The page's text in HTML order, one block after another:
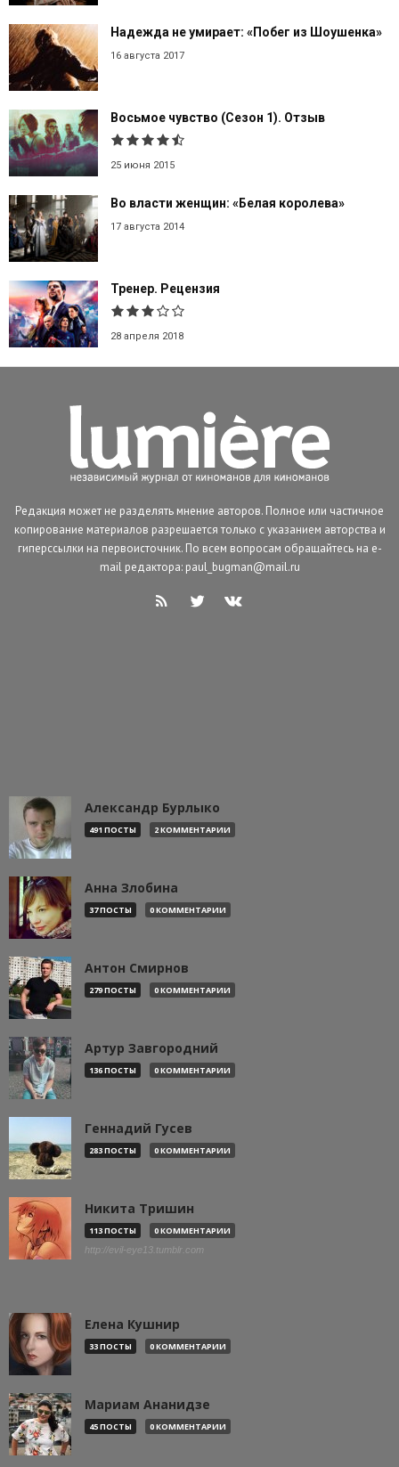
Надежда не умирает: «Побег из Шоушенка»
16 августа 2017
Восьмое чувство (Сезон 1). Отзыв
25 июня 2015
Во власти женщин: «Белая королева»
17 августа 2014
Тренер. Рецензия
28 апреля 2018
Редакция может не разделять мнение авторов. Полное или частичное
копирование материалов разрешается только с указанием авторства и
гиперссылки на первоисточник. По всем вопросам обращайтесь на e-
mail редактора: paul_bugman@mail.ru
Александр Бурлыко
491 ПОСТЫ 2 КОММЕНТАРИИ
Анна Злобина
37 ПОСТЫ 0 КОММЕНТАРИИ
Антон Смирнов
279 ПОСТЫ 0 КОММЕНТАРИИ
Артур Завгородний
136 ПОСТЫ 0 КОММЕНТАРИИ
Геннадий Гусев
283 ПОСТЫ 0 КОММЕНТАРИИ
Никита Тришин
113 ПОСТЫ 0 КОММЕНТАРИИ
http://evil-eye13.tumblr.com
Елена Кушнир
33 ПОСТЫ 0 КОММЕНТАРИИ
Мариам Ананидзе
45 ПОСТЫ 0 КОММЕНТАРИИ